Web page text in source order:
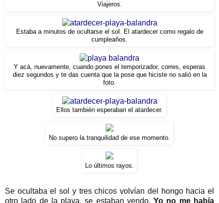
Viajeros.
Estaba a minutos de ocultarse el sol. El atardecer como regalo de
cumpleaños.
Y acá, nuevamente, cuando pones el temporizador, corres, esperas
diez segundos y te das cuenta que la pose que hiciste no salió en la
foto.
Ellos también esperaban el atardecer.
No supero la tranquilidad de ese momento.
Lo últimos rayos.
Se ocultaba el sol y tres chicos volvían del hongo hacia el
otro lado de la playa, se estaban yendo.Yo no me había